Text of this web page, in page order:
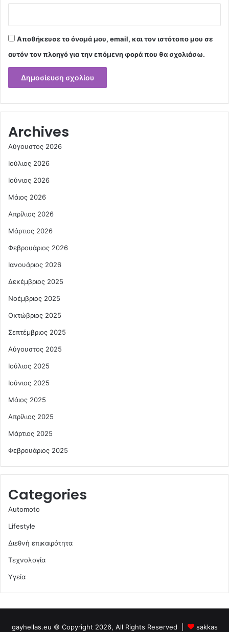
Αποθήκευσε το όνομά μου, email, και τον ιστότοπο μου σε
αυτόν τον πλοηγό για την επόμενη φορά που θα σχολιάσω.
Archives
Αύγουστος 2026
Ιούλιος 2026
Ιούνιος 2026
Μάιος 2026
Απρίλιος 2026
Μάρτιος 2026
Φεβρουάριος 2026
Ιανουάριος 2026
Δεκέμβριος 2025
Νοέμβριος 2025
Οκτώβριος 2025
Σεπτέμβριος 2025
Αύγουστος 2025
Ιούλιος 2025
Ιούνιος 2025
Μάιος 2025
Απρίλιος 2025
Μάρτιος 2025
Φεβρουάριος 2025
Categories
Automoto
Lifestyle
Διεθνή επικαιρότητα
Τεχνολογία
Υγεία
gayhellas.eu © Copyright 2026, All Rights Reserved | sakkas